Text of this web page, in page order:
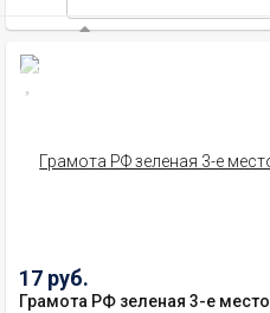
17 руб.
Грамота РФ зеленая 3-е место